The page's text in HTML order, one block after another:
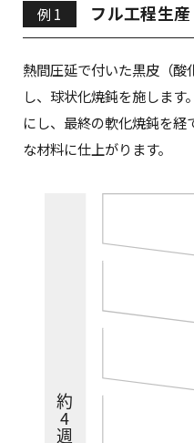
例 1 フル工程生産
熱間圧延で付いた黒皮（
し、球状化焼鈍を施します。
にし、最終の軟化焼鈍を
な材料に仕上がります。